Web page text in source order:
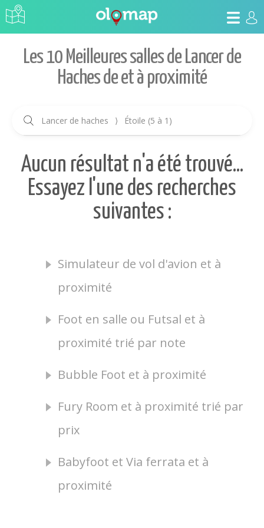
Les 10 Meilleures salles de Lancer de
Haches de et à proximité
Lancer de haches ⟩ Étoile (5 à 1)
Aucun résultat n'a été trouvé...
Essayez l'une des recherches
suivantes :
Simulateur de vol d'avion et à
proximité
Foot en salle ou Futsal et à
proximité trié par note
Bubble Foot et à proximité
Fury Room et à proximité trié par
prix
Babyfoot et Via ferrata et à
proximité